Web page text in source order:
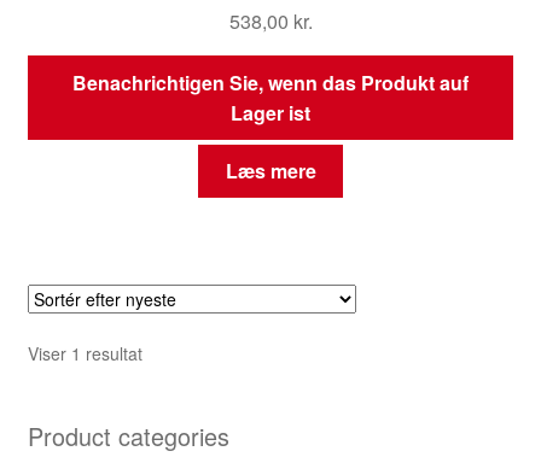
538,00 kr.
Benachrichtigen Sie, wenn das Produkt auf
Lager ist
Læs mere
Viser 1 resultat
Product categories